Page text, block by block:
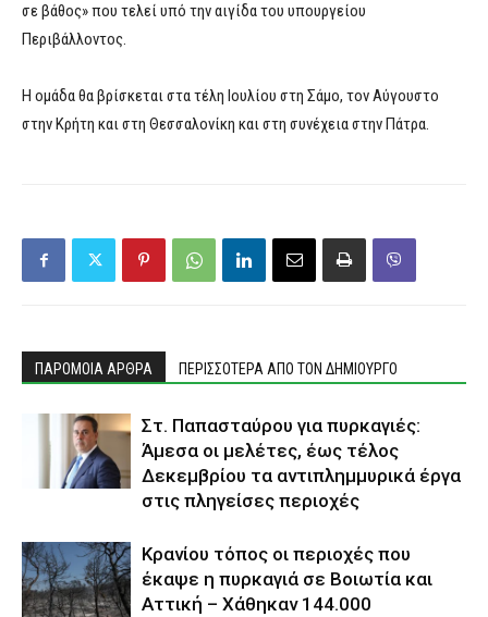
σε βάθος» που τελεί υπό την αιγίδα του υπουργείου
Περιβάλλοντος.
Η ομάδα θα βρίσκεται στα τέλη Ιουλίου στη Σάμο, τον Αύγουστο
στην Κρήτη και στη Θεσσαλονίκη και στη συνέχεια στην Πάτρα.
ΠΑΡΟΜΟΙΑ ΑΡΘΡΑ ΠΕΡΙΣΣΟΤΕΡΑ ΑΠΟ ΤΟΝ ΔΗΜΙΟΥΡΓΟ
Στ. Παπασταύρου για πυρκαγιές:
Άμεσα οι μελέτες, έως τέλος
Δεκεμβρίου τα αντιπλημμυρικά έργα
στις πληγείσες περιοχές
Κρανίου τόπος οι περιοχές που
έκαψε η πυρκαγιά σε Βοιωτία και
Αττική – Χάθηκαν 144.000